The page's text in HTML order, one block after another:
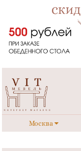
Москва